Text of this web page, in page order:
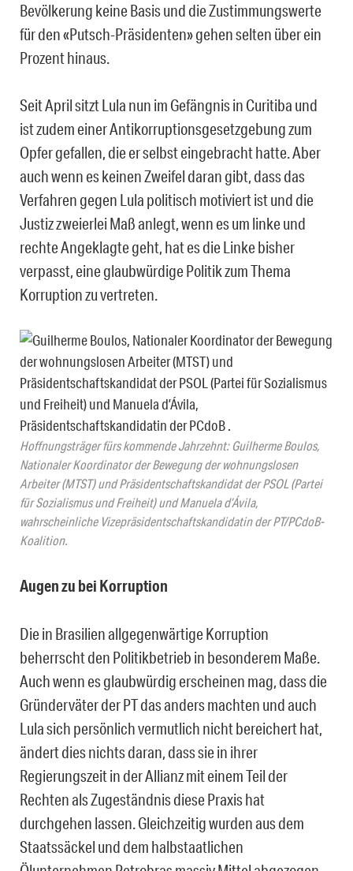
Bevölkerung keine Basis und die Zustimmungswerte
für den «Putsch-Präsidenten» gehen selten über ein
Prozent hinaus.
Seit April sitzt Lula nun im Gefängnis in Curitiba und
ist zudem einer Antikorruptionsgesetzgebung zum
Opfer gefallen, die er selbst eingebracht hatte. Aber
auch wenn es keinen Zweifel daran gibt, dass das
Verfahren gegen Lula politisch motiviert ist und die
Justiz zweierlei Maß anlegt, wenn es um linke und
rechte Angeklagte geht, hat es die Linke bisher
verpasst, eine glaubwürdige Politik zum Thema
Korruption zu vertreten.
Hoffnungsträger fürs kommende Jahrzehnt: Guilherme Boulos,
Nationaler Koordinator der Bewegung der wohnungslosen
Arbeiter (MTST) und Präsidentschaftskandidat der PSOL (Partei
für Sozialismus und Freiheit) und Manuela d’Ávila,
wahrscheinliche Vizepräsidentschaftskandidatin der PT/PCdoB-
Koalition.
Augen zu bei Korruption
Die in Brasilien allgegenwärtige Korruption
beherrscht den Politikbetrieb in besonderem Maße.
Auch wenn es glaubwürdig erscheinen mag, dass die
Gründerväter der PT das anders machten und auch
Lula sich persönlich vermutlich nicht bereichert hat,
ändert dies nichts daran, dass sie in ihrer
Regierungszeit in der Allianz mit einem Teil der
Rechten als Zugeständnis diese Praxis hat
durchgehen lassen. Gleichzeitig wurden aus dem
Staatssäckel und dem halbstaatlichen